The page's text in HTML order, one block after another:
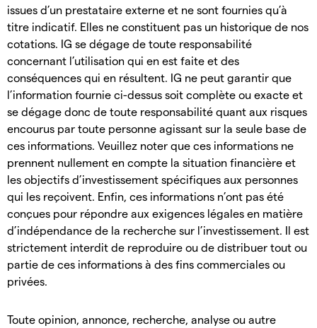
issues d’un prestataire externe et ne sont fournies qu’à
titre indicatif. Elles ne constituent pas un historique de nos
cotations. IG se dégage de toute responsabilité
concernant l’utilisation qui en est faite et des
conséquences qui en résultent. IG ne peut garantir que
l’information fournie ci-dessus soit complète ou exacte et
se dégage donc de toute responsabilité quant aux risques
encourus par toute personne agissant sur la seule base de
ces informations. Veuillez noter que ces informations ne
prennent nullement en compte la situation financière et
les objectifs d’investissement spécifiques aux personnes
qui les reçoivent. Enfin, ces informations n’ont pas été
conçues pour répondre aux exigences légales en matière
d’indépendance de la recherche sur l’investissement. Il est
strictement interdit de reproduire ou de distribuer tout ou
partie de ces informations à des fins commerciales ou
privées.
Toute opinion, annonce, recherche, analyse ou autre